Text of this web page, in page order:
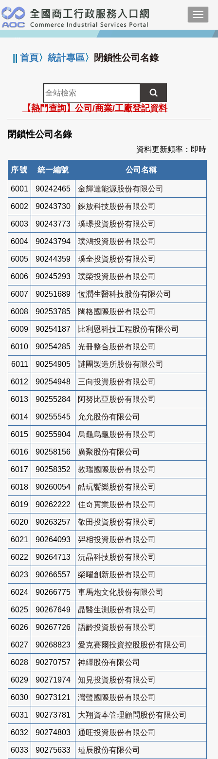
跳
到
主
要
:::
||首頁〉統計專區〉 閉鎖性公司名錄
全
站
檢
索
【熱門查詢】公司/商業/工廠登記資料
閉鎖性公司名錄
資料更新頻率：即時
序號 統一編號 公司名稱
6001 90242465 金輝達能源股份有限公司
6002 90243730 錸放科技股份有限公司
6003 90243773 璞璟投資股份有限公司
6004 90243794 璞鴻投資股份有限公司
6005 90244359 璞全投資股份有限公司
6006 90245293 璞榮投資股份有限公司
6007 90251689 恆潤生醫科技股份有限公司
6008 90253785 闊格國際股份有限公司
6009 90254187 比利恩科技工程股份有限公司
6010 90254285 光冊整合股份有限公司
6011 90254905 謎團製造所股份有限公司
6012 90254948 三向投資股份有限公司
6013 90255284 阿努比亞股份有限公司
6014 90255545 允允股份有限公司
6015 90255904 烏龜烏龜股份有限公司
6016 90258156 廣聚股份有限公司
6017 90258352 敦瑞國際股份有限公司
6018 90260054 酷玩饗樂股份有限公司
6019 90262222 佳奇實業股份有限公司
6020 90263257 敬田投資股份有限公司
6021 90264093 羿相投資股份有限公司
6022 90264713 沅晶科技股份有限公司
6023 90266557 榮曜創新股份有限公司
6024 90266775 車馬炮文化股份有限公司
6025 90267649 晶醫生測股份有限公司
6026 90267726 語齡投資股份有限公司
6027 90268823 愛克賽爾投資控股股份有限公司
6028 90270757 神繹股份有限公司
6029 90271974 知見投資股份有限公司
6030 90273121 灣聲國際股份有限公司
6031 90273781 大翔資本管理顧問股份有限公司
6032 90274803 通旺投資股份有限公司
6033 90275633 瑾辰股份有限公司